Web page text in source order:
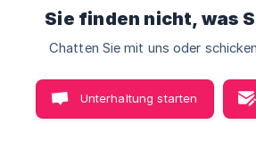
Sie finden nicht, was
Chatten Sie mit uns oder
Unterhaltung starten